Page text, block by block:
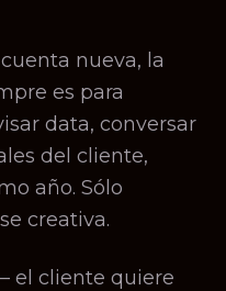
nueva, la
es para
data, conversar
del cliente,
año. Sólo
creativa.
el cliente quiere